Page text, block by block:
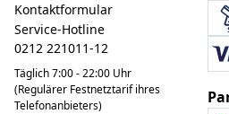
Kontaktformular
Service-Hotline
0212 221011-12
Täglich 7:00 - 22:00 Uhr
(Regulärer Festnetztarif ihres
Telefonanbieters)